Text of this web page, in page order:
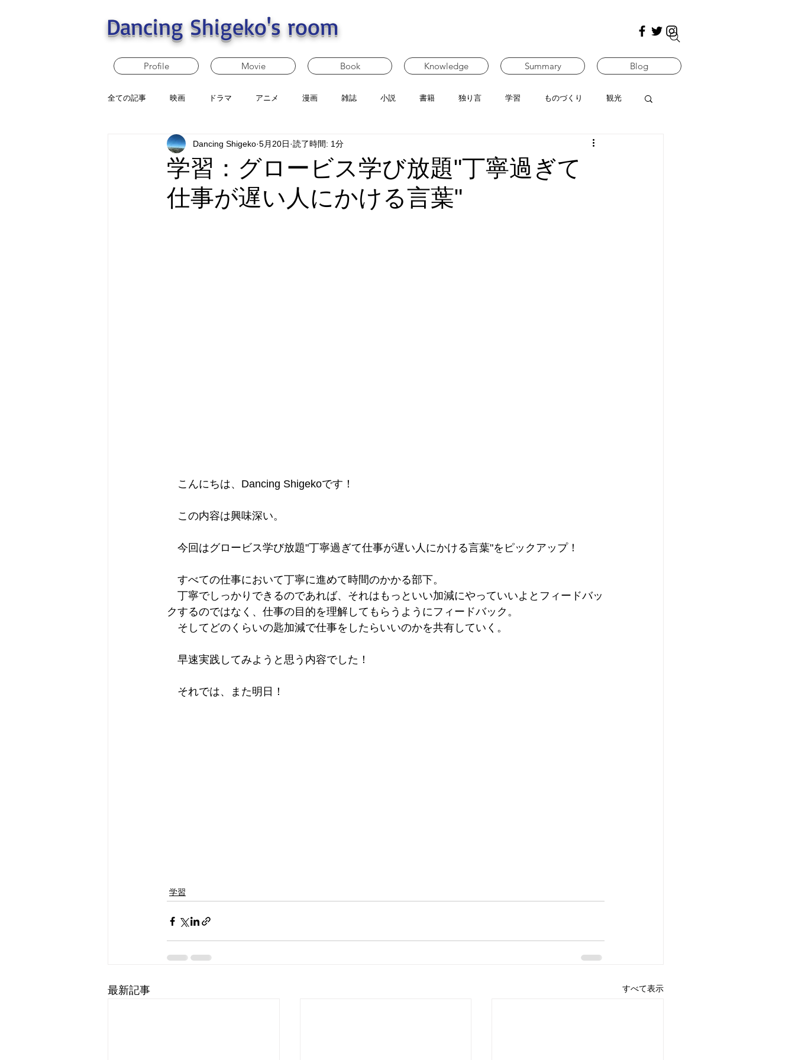
Dancing Shigeko's room
Profile Movie Book Knowledge Summary Blog
全ての記事 映画 ドラマ アニメ 漫画 雑誌 小説 書籍 独り言 学習 ものづくり 観光
学習：グロービス学び放題"丁寧過ぎて
仕事が遅い人にかける言葉"
Dancing Shigeko 5月20日 読了時間: 1分
こんにちは、Dancing Shigekoです！
この内容は興味深い。
今回はグロービス学び放題"丁寧過ぎて仕事が遅い人にかける言葉"をピックアップ！
すべての仕事において丁寧に進めて時間のかかる部下。
丁寧でしっかりできるのであれば、それはもっといい加減にやっていいよとフィードバッ
クするのではなく、仕事の目的を理解してもらうようにフィードバック。
そしてどのくらいの匙加減で仕事をしたらいいのかを共有していく。
早速実践してみようと思う内容でした！
それでは、また明日！
学習
最新記事 すべて表示